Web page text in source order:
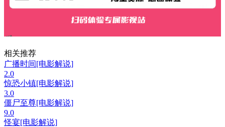
相关推荐
广播时间[电影解说]
2.0
惊恐小镇[电影解说]
3.0
僵尸至尊[电影解说]
9.0
怪宴[电影解说]